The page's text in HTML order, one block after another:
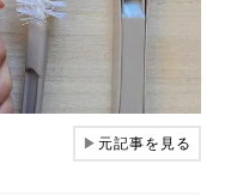
▶元記事を見る